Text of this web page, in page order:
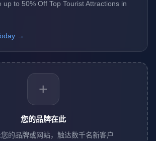
up to 50% Off Top Tourist Attractions in
→
+
您的品牌在此
的品牌或网站，触达数千名新客户